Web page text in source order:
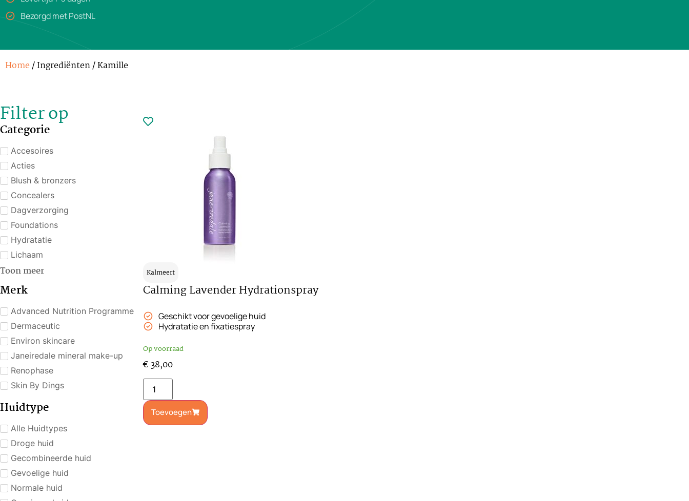
Bezorgd met PostNL
Home/ Ingrediënten / Kamille
Filter op
Categorie
Accesoires
Acties
Blush & bronzers
Concealers
Dagverzorging
Foundations
Hydratatie
Lichaam
Toon meer
Merk
Advanced Nutrition Programme
Dermaceutic
Environ skincare
Janeiredale mineral make-up
Renophase
Skin By Dings
Huidtype
Alle Huidtypes
Droge huid
Gecombineerde huid
Gevoelige huid
Normale huid
Kalmeert
Calming Lavender Hydrationspray
Geschikt voor gevoelige huid
Hydratatie en fixatiespray
Op voorraad
€38,00
Toevoegen